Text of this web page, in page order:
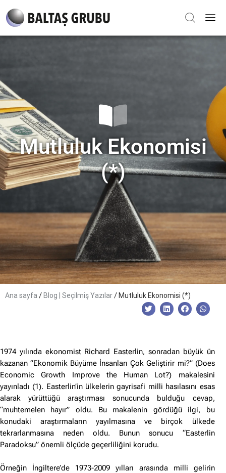
Mutluluk Ekonomisi
(*)
Ana sayfa / Blog | Seçilmiş Yazılar/ Mutluluk Ekonomisi (*)
1974 yılında ekonomist Richard Easterlin, sonradan büyük ün
kazanan “Ekonomik Büyüme İnsanları Çok Geliştirir mi?” (Does
Economic Growth Improve the Human Lot?) makalesini
yayınladı (1). Easterlin’in ülkelerin gayrisafi milli hasılasını esas
alarak yürüttüğü araştırması sonucunda bulduğu cevap,
“muhtemelen hayır” oldu. Bu makalenin gördüğü ilgi, bu
konudaki araştırmaların yayılmasına ve birçok ülkede
tekrarlanmasına neden oldu. Bunun sonucu “Easterlin
Paradoksu” önemli ölçüde geçerliliğini korudu.
Örneğin İngiltere’de 1973-2009 yılları arasında milli gelirin